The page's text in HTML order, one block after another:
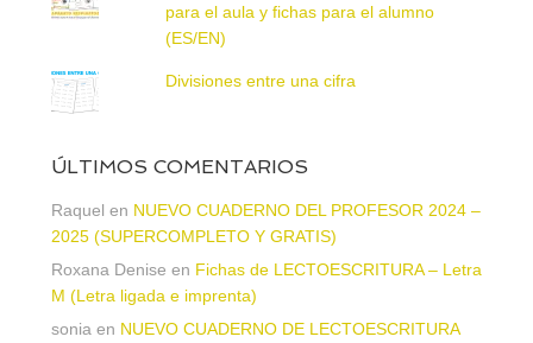
para el aula y fichas para el alumno
(ES/EN)
Divisiones entre una cifra
ÚLTIMOS COMENTARIOS
Raquel en NUEVO CUADERNO DEL PROFESOR 2024 –
2025 (SUPERCOMPLETO Y GRATIS)
Roxana Denise en Fichas de LECTOESCRITURA – Letra
M (Letra ligada e imprenta)
sonia en NUEVO CUADERNO DE LECTOESCRITURA